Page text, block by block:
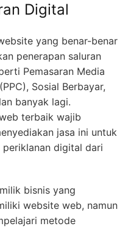
Digital
yang benar-benar
penerapan saluran
Pemasaran Media
Sosial Berbayar,
banyak lagi.
terbaik wajib
jasa ini untuk
periklanan digital dari
bisnis yang
website web, namun
metode